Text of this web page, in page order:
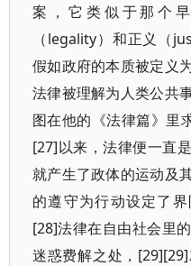
案，它类似于那个
（legality）和正义（
假如政府的本质被定义
法律被理解为人类公
图在他的《法律篇》里
[27]以来，法律便一直
就产生了政体的运动及
的遵守为行动设定了
[28]法律在自由社会里
迷惑费解之处，